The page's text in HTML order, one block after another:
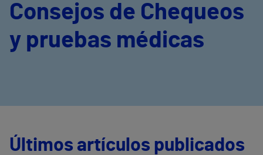
Consejos de Chequeos
y pruebas médicas
Últimos artículos publicados